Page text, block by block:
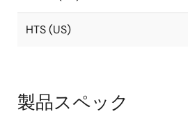
HTS (US)
製品スペック